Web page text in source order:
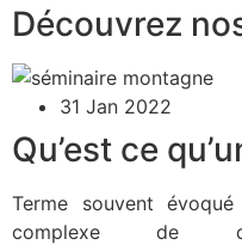
Découvrez
31 Jan 2022
Qu’est ce
Terme souvent
complexe de